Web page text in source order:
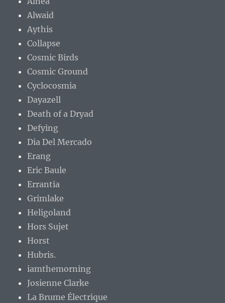
Alwaid
Aythis
Collapse
Cosmic Birds
Cosmic Ground
Cyclocosmia
Dayazell
Death of a Dryad
Defying
Dia Del Mercado
Erang
Eric Baule
Errantia
Grimlake
Heligoland
Hors Sujet
Horst
Hubris.
iamthemorning
Josienne Clarke
La Brume Électrique